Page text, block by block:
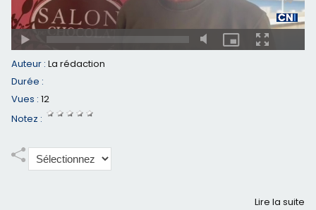
Auteur : La rédaction
Durée :
Vues : 12
Notez :
Lire la suite